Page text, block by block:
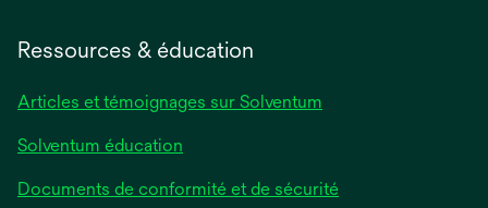
onglet
Ressources & éducation
Articles et témoignages sur Solventum
Solventum éducation
Documents de conformité et de sécurité